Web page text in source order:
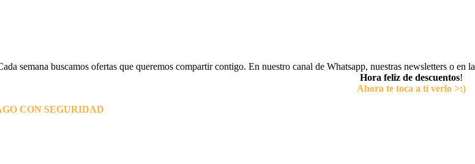
semana buscamos ofertas que queremos compartir contigo. En nuestro canal de Whatsapp, nuestras newsletters o en
Hora feliz de descuentos!
Ahora te toca a tí verlo >:)
CON SEGURIDAD